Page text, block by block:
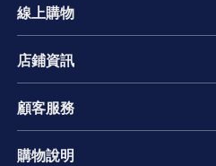
線上購物
店鋪資訊
顧客服務
購物說明